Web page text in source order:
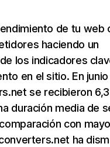
de tu web
haciendo un
los indicadores
en el sitio. En junio
se recibieron
duración media de
con
ha